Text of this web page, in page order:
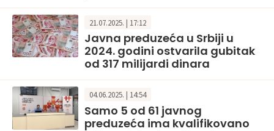
21.07.2025. | 17:12
Javna preduzeća u Srbiji u
2024. godini ostvarila gubitak
od 317 milijardi dinara
04.06.2025. | 14:54
Samo 5 od 61 javnog
preduzeća ima kvalifikovano